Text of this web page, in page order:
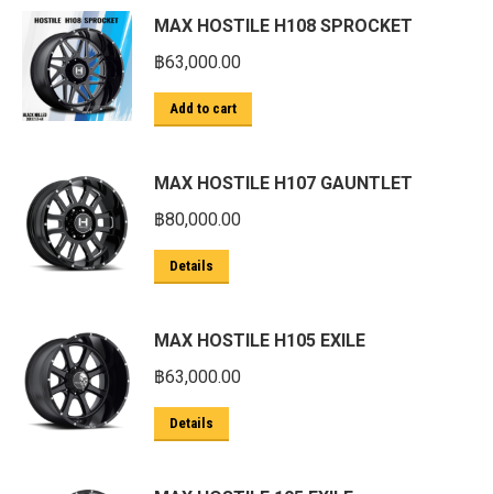
MAX HOSTILE H108 SPROCKET
฿63,000.00
Add to cart
MAX HOSTILE H107 GAUNTLET
฿80,000.00
Details
MAX HOSTILE H105 EXILE
฿63,000.00
Details